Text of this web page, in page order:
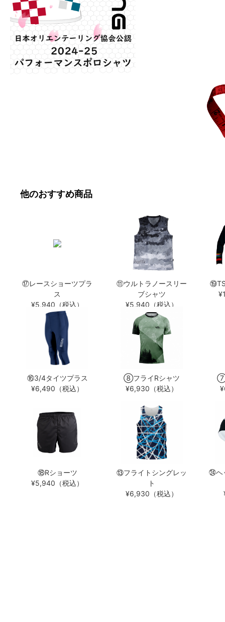
他のおすすめ商品
⑰レースショーツプラ
ス
¥5,940（税込）
⑪ウルトラノースリー
ブシャツ
¥5,940（税込）
⑲TS
⑯3/4タイツプラス
¥6,490（税込）
⑧フライRシャツ
¥6,930（税込）
⑦
⑱Rショーツ
¥5,940（税込）
⑬フライトシングレッ
ト
¥6,930（税込）
㉔ヘ